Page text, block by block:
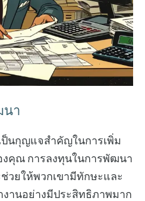
นา
นกุญแจสำคัญในการเพิ่ม
คุณ การลงทุนในการพัฒนา
วยให้พวกเขามีทักษะและ
งานอย่างมีประสิทธิภาพมาก